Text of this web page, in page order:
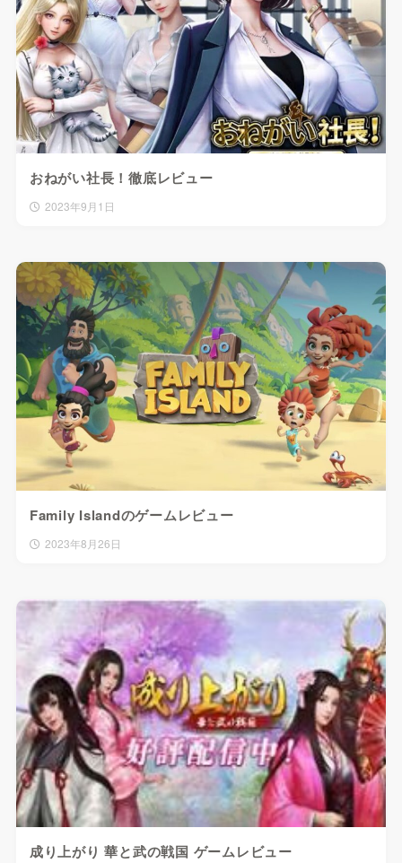
おねがい社長！徹底レビュー
2023年9月1日
Family Islandのゲームレビュー
2023年8月26日
成り上がり 華と武の戦国 ゲームレビュー